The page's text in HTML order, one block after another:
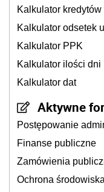
Kalkulator kredytów
Kalkulator odsetek
Kalkulator PPK
Kalkulator ilości dni
Kalkulator dat
Aktywne
Postępowanie
Finanse publiczne
Zamówienia
Ochrona środowiska